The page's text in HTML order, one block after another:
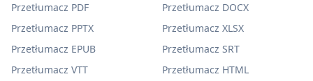
Przetłumacz PDF
Przetłumacz DOCX
Przetłumacz PPTX
Przetłumacz XLSX
Przetłumacz EPUB
Przetłumacz SRT
Przetłumacz VTT
Przetłumacz HTML